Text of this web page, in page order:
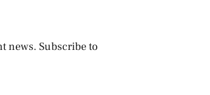
news. Subscribe to